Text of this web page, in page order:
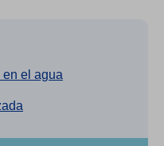
en el agua